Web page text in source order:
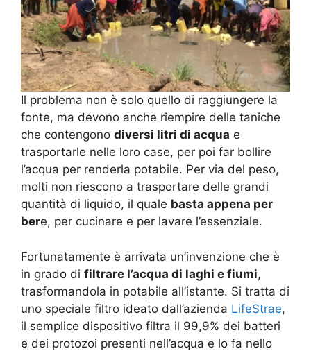
Il problema non è solo quello di raggiungere la
fonte, ma devono anche riempire delle taniche
che contengono diversi litri di acqua e
trasportarle nelle loro case, per poi far bollire
l’acqua per renderla potabile. Per via del peso,
molti non riescono a trasportare delle grandi
quantità di liquido, il quale basta appena per
bere, per cucinare e per lavare l’essenziale.
Fortunatamente è arrivata un’invenzione che è
in grado di filtrare l’acqua di laghi e fiumi,
trasformandola in potabile all’istante. Si tratta di
uno speciale filtro ideato dall’azienda LifeStrae,
il semplice dispositivo filtra il 99,9% dei batteri
e dei protozoi presenti nell’acqua e lo fa nello